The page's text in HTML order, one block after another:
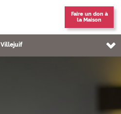
Faire un don à
la Maison
Vous êtes sur la page:
Villejuif